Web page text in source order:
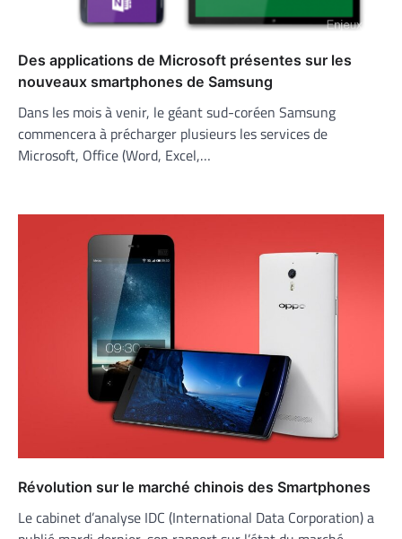
Des applications de Microsoft présentes sur les
nouveaux smartphones de Samsung
Dans les mois à venir, le géant sud-coréen Samsung
commencera à précharger plusieurs les services de
Microsoft, Office (Word, Excel,…
Révolution sur le marché chinois des Smartphones
Le cabinet d’analyse IDC (International Data Corporation) a